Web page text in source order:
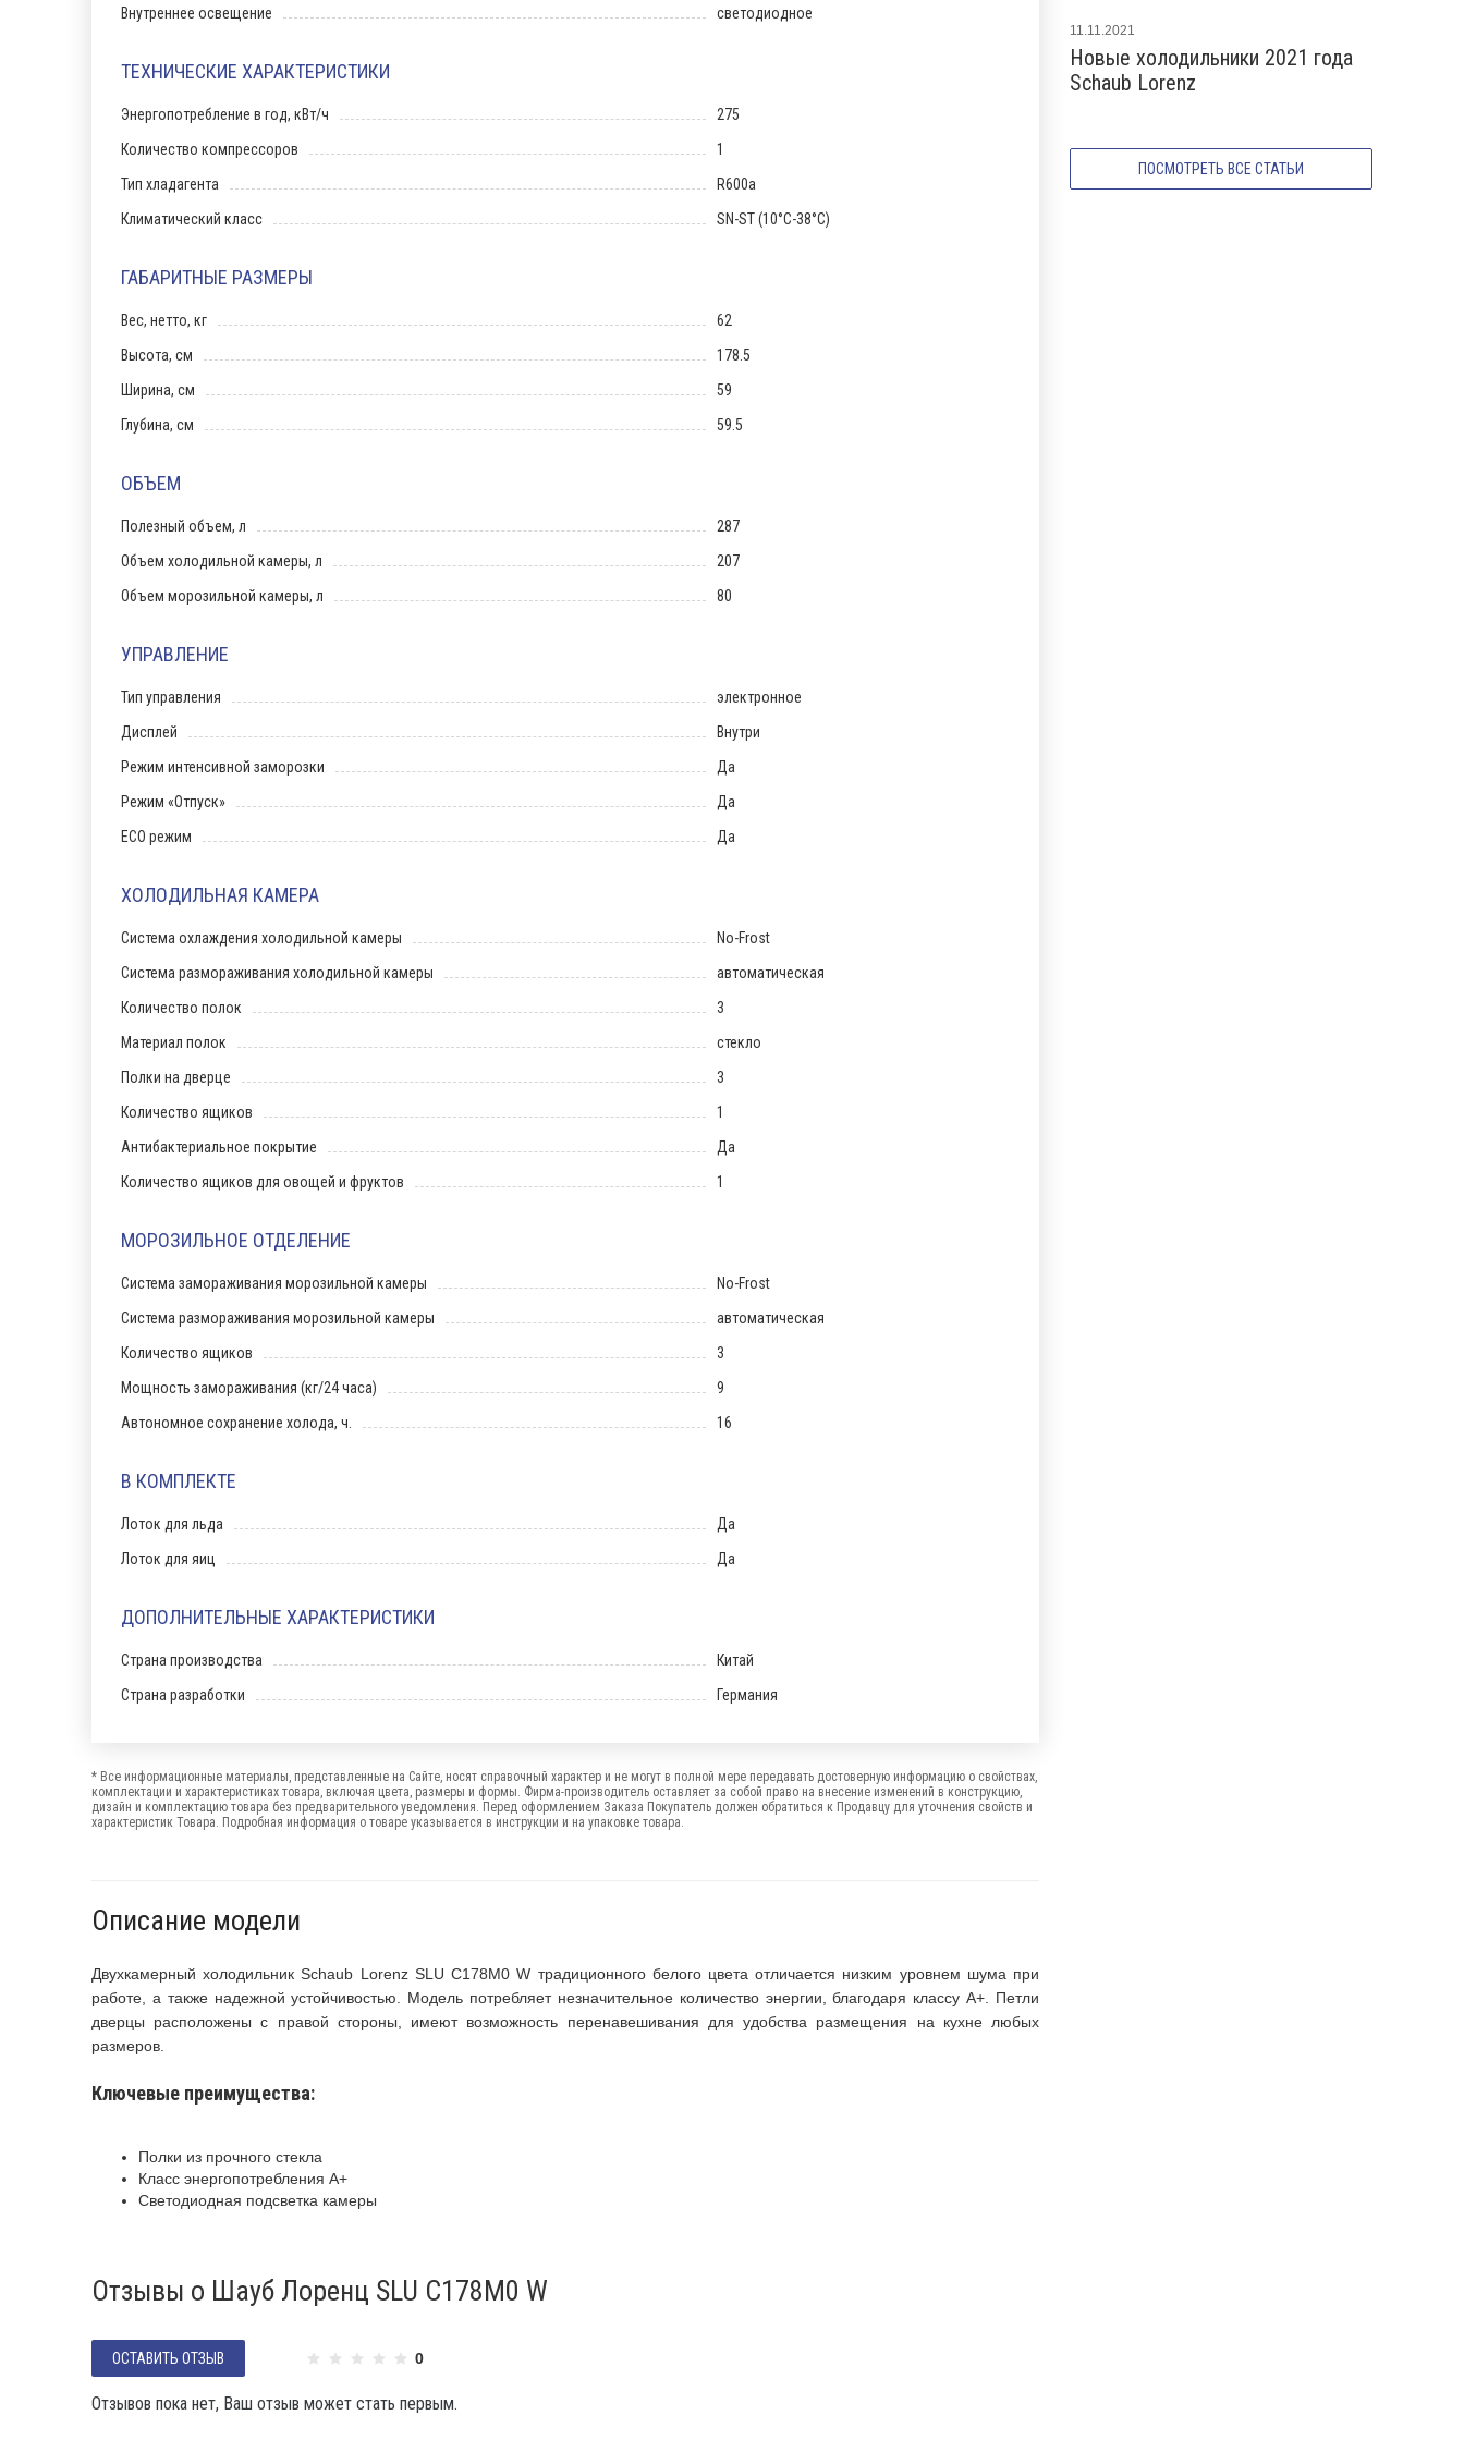
Внутреннее освещение
светодиодное
ТЕХНИЧЕСКИЕ ХАРАКТЕРИСТИКИ
Энергопотребление в год, кВт/ч
275
Количество компрессоров
1
Тип хладагента
R600a
Климатический класс
SN-ST (10°C-38°C)
ГАБАРИТНЫЕ РАЗМЕРЫ
Вес, нетто, кг
62
Высота, см
178.5
Ширина, см
59
Глубина, см
59.5
ОБЪЕМ
Полезный объем, л
287
Объем холодильной камеры, л
207
Объем морозильной камеры, л
80
УПРАВЛЕНИЕ
Тип управления
электронное
Дисплей
Внутри
Режим интенсивной заморозки
Да
Режим «Отпуск»
Да
ECO режим
Да
ХОЛОДИЛЬНАЯ КАМЕРА
Система охлаждения холодильной камеры
No-Frost
Система размораживания холодильной камеры
автоматическая
Количество полок
3
Материал полок
стекло
Полки на дверце
3
Количество ящиков
1
Антибактериальное покрытие
Да
Количество ящиков для овощей и фруктов
1
МОРОЗИЛЬНОЕ ОТДЕЛЕНИЕ
Система замораживания морозильной камеры
No-Frost
Система размораживания морозильной камеры
автоматическая
Количество ящиков
3
Мощность замораживания (кг/24 часа)
9
Автономное сохранение холода, ч.
16
В КОМПЛЕКТЕ
Лоток для льда
Да
Лоток для яиц
Да
ДОПОЛНИТЕЛЬНЫЕ ХАРАКТЕРИСТИКИ
Страна производства
Китай
Страна разработки
Германия
* Все информационные материалы, представленные на Сайте, носят справочный характер и не могут в полной мере передавать достоверную информацию о свойствах,
комплектации и характеристиках товара, включая цвета, размеры и формы. Фирма-производитель оставляет за собой право на внесение изменений в конструкцию,
дизайн и комплектацию товара без предварительного уведомления. Перед оформлением Заказа Покупатель должен обратиться к Продавцу для уточнения свойств и
характеристик Товара. Подробная информация о товаре указывается в инструкции и на упаковке товара.
Описание модели
Двухкамерный холодильник Schaub Lorenz SLU C178M0 W традиционного белого цвета отличается низким уровнем шума при
работе, а также надежной устойчивостью. Модель потребляет незначительное количество энергии, благодаря классу А+. Петли
дверцы расположены с правой стороны, имеют возможность перенавешивания для удобства размещения на кухне любых
размеров.
Ключевые преимущества:
Полки из прочного стекла
Класс энергопотребления А+
Светодиодная подсветка камеры
ПОСМОТРЕТЬ ВСЕ СТАТЬИ
Новые холодильники 2021 года
Schaub Lorenz
11.11.2021
Отзывы о Шауб Лоренц SLU C178M0 W
ОСТАВИТЬ ОТЗЫВ 0
Отзывов пока нет, Ваш отзыв может стать первым.